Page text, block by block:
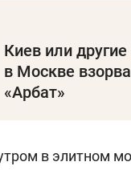
Киев или
в Москве
«Арбат»
в элитном